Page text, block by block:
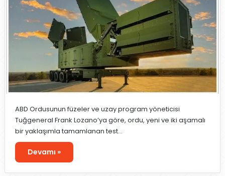
ABD Ordusunun füzeler ve uzay program yöneticisi
Tuğgeneral Frank Lozano’ya göre, ordu, yeni ve iki aşamalı
bir yaklaşımla tamamlanan test…
Devamı »